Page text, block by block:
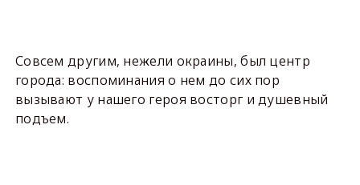
Совсем другим, нежели окраины, был центр
города: воспоминания о нем до сих пор
вызывают у нашего героя восторг и душевный
подъем.